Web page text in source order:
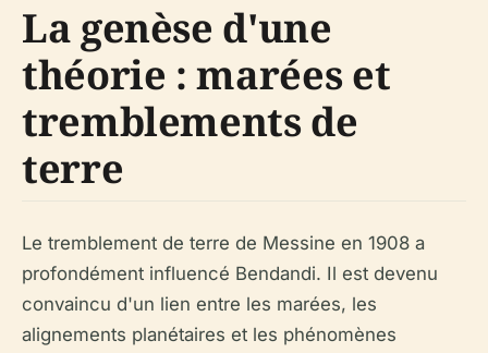
La genèse d'une
théorie : marées et
tremblements de
terre
Le tremblement de terre de Messine en 1908 a
profondément influencé Bendandi. Il est devenu
convaincu d'un lien entre les marées, les
alignements planétaires et les phénomènes